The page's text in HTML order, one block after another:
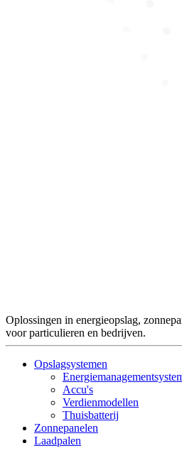
Oplossingen in energieopslag,
voor particulieren en bedrijven.
Opslagsystemen
Accu's
Verdienmodellen
Thuisbatterij
Zonnepanelen
Laadpalen